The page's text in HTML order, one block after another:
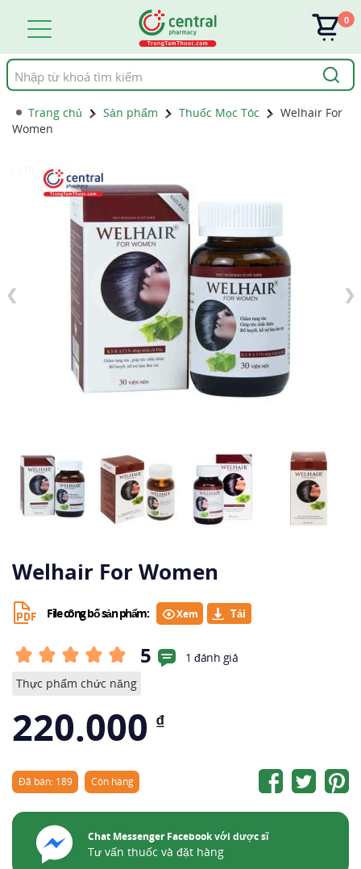
Tìm
kiếm
0
Trang chủ Sản phẩm Thuốc Mọc Tóc
Welhair For
Women
❮ ❯
Welhair For Women
File công bố sản phẩm: Xem
5
1 đánh giá
Thực phẩm chức năng
220.000 ₫
Đã bán: 189 Còn hàng
Chat Messenger Facebook với dược sĩ
Tư vấn thuốc và đặt hàng